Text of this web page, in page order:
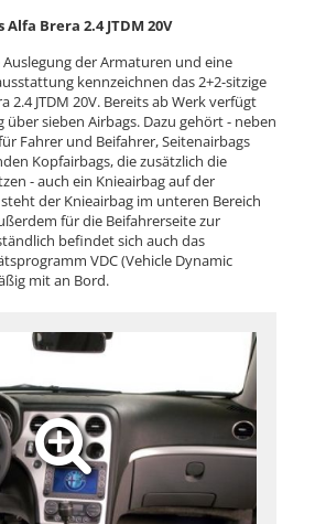
Brera 2.4 JTDM 20V
der Armaturen und eine
kennzeichnen das 2+2-sitzige
2.4 JTDM 20V. Bereits ab Werk verfügt
über sieben Airbags. Dazu gehört - neben
Fahrer und Beifahrer, Seitenairbags
Kopfairbags, die zusätzlich die
- auch ein Knieairbag auf der
der Knieairbag im unteren Bereich
für die Beifahrerseite zur
befindet sich auch das
VDC (Vehicle Dynamic
mit an Bord.